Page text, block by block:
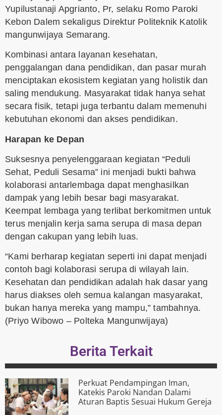
Yupilustanaji Apgrianto, Pr, selaku Romo Paroki
Kebon Dalem sekaligus Direktur Politeknik Katolik
mangunwijaya Semarang.
Kombinasi antara layanan kesehatan,
penggalangan dana pendidikan, dan pasar murah
menciptakan ekosistem kegiatan yang holistik dan
saling mendukung. Masyarakat tidak hanya sehat
secara fisik, tetapi juga terbantu dalam memenuhi
kebutuhan ekonomi dan akses pendidikan.
Harapan ke Depan
Suksesnya penyelenggaraan kegiatan “Peduli
Sehat, Peduli Sesama” ini menjadi bukti bahwa
kolaborasi antarlembaga dapat menghasilkan
dampak yang lebih besar bagi masyarakat.
Keempat lembaga yang terlibat berkomitmen untuk
terus menjalin kerja sama serupa di masa depan
dengan cakupan yang lebih luas.
“Kami berharap kegiatan seperti ini dapat menjadi
contoh bagi kolaborasi serupa di wilayah lain.
Kesehatan dan pendidikan adalah hak dasar yang
harus diakses oleh semua kalangan masyarakat,
bukan hanya mereka yang mampu,” tambahnya.
(Priyo Wibowo – Polteka Mangunwijaya)
Berita Terkait
Perkuat Pendampingan Iman,
Katekis Paroki Nandan Dalami
Aturan Baptis Sesuai Hukum Gereja